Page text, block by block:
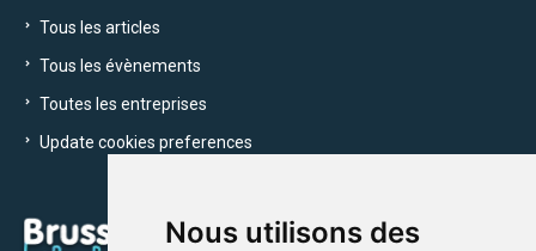
Nous utilisons des
Tous les articles
Tous les évènements
Toutes les entreprises
Update cookies preferences